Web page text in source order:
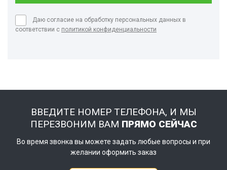
Даю согласие на обработку персональных данных в
соответствии с политикой конфиденциальности
ВВЕДИТЕ НОМЕР ТЕЛЕФОНА, И МЫ
ПЕРЕЗВОНИМ ВАМ ПРЯМО СЕЙЧАС
Во время звонка вы можете задать любые вопросы и при
желании оформить заказ